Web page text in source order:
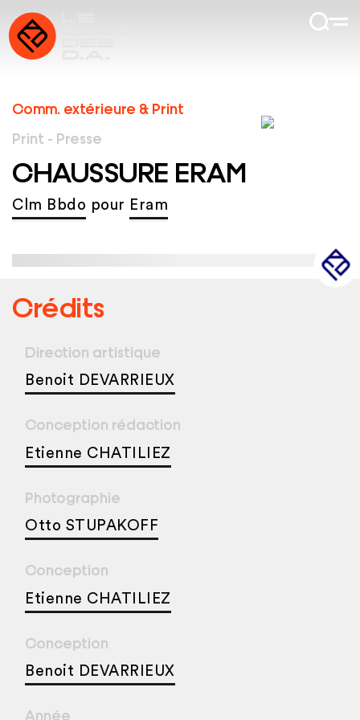
Comm. extérieure & Print
Print - Presse
CHAUSSURE ERAM
Clm Bbdo pour Eram
Crédits
Direction artistique
Benoit DEVARRIEUX
Conception rédaction
Etienne CHATILIEZ
Photographie
Otto STUPAKOFF
Conception
Etienne CHATILIEZ
Conception
Benoit DEVARRIEUX
Année